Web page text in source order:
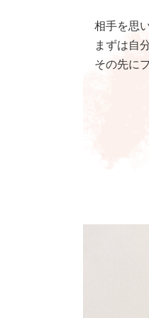
相手を思
まずは自
その先に